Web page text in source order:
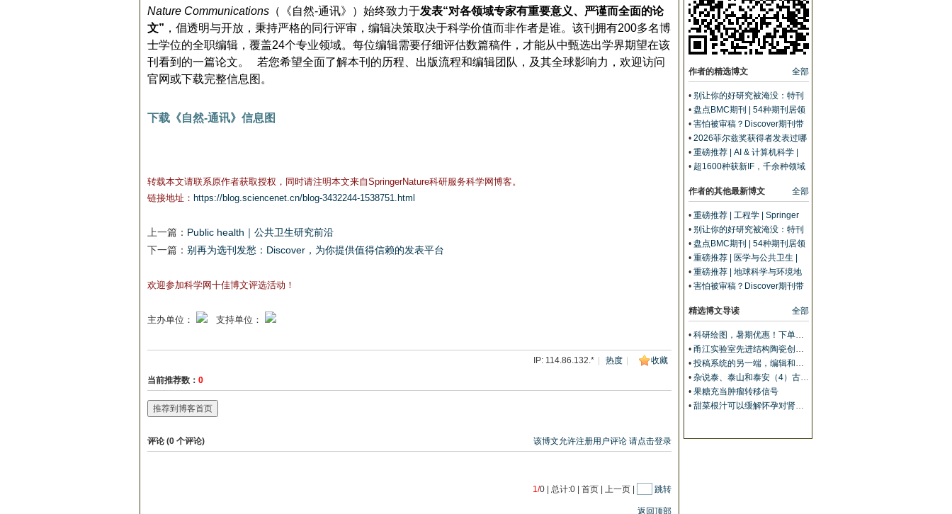
Nature Communications （《自然-通讯》）始终致力于发表“对各领域专家有重要意义、严谨而全面的论
文” ，倡透明与开放，秉持严格的同行评审，编辑决策取决于科学价值而非作者是谁。该刊拥有200多名博
士学位的全职编辑，覆盖24个专业领域。每位编辑需要仔细评估数篇稿件，才能从中甄选出学界期望在该
刊看到的一篇论文。
若您希望全面了解本刊的历程、出版流程和编辑团队，及其全球影响力，欢迎访问
官网或下载完整信息图。
下载《自然-通讯》信息图
转载本文请联系原作者获取授权，同时请注明本文来自SpringerNature科研服务科学网博客。
链接地址： https://blog.sciencenet.cn/blog-3432244-1538751.html
上一篇： Public health｜公共卫生研究前沿
下一篇： 别再为选刊发愁：Discover，为你提供值得信赖的发表平台
欢迎参加科学网十佳博文评选活动！
主办单位： 支持单位：
收藏
IP: 114.86.132.* | 热度 |
当前推荐数： 0
推荐到博客首页
该博文允许注册用户评论 请点击登录
评论 (0 个评论)
1/0 | 总计:0 | 首页 | 上一页 | 跳转
返回顶部
全部
作者的精选博文
• 别让你的好研究被淹没：特刊
如何帮它找到“对的人”
• 盘点BMC期刊 | 54种期刊居领
域Top 10，IF高至47
• 害怕被审稿？Discover期刊带
给你不一样的同行评审体验
• 2026菲尔兹奖获得者发表过哪
些文章？| Springer期刊精选
• 重磅推荐 | AI & 计算机科学 |
Springer Nature精选期刊及指
• 超1600种获新IF，千余种领域
全部
作者的其他最新博文
• 重磅推荐 | 工程学 | Springer
Nature精选期刊及指标分享
• 别让你的好研究被淹没：特刊
如何帮它找到“对的人”
• 盘点BMC期刊 | 54种期刊居领
域Top 10，IF高至47
• 重磅推荐 | 医学与公共卫生 |
Springer Nature精选期刊及指
标分享
• 重磅推荐 | 地球科学与环境地
理 | Springer Nature精选期刊及
• 害怕被审稿？Discover期刊带
全部
精选博文导读
• 科研绘图，暑期优惠！下单立减500元
• 甬江实验室先进结构陶瓷创新中心团队综述：室温塑性陶瓷的兴起与研究进展
• 投稿系统的另一端，编辑和审稿人到底在做什么？丨Wiley暑期线上学习营
• 杂说泰、泰山和泰安（4）古今泰安
• 果糖充当肿瘤转移信号
• 甜菜根汁可以缓解怀孕对肾脏的压力